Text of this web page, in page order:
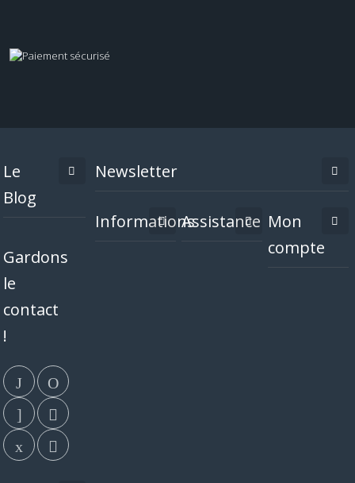
Le
Blog
Gardons
le
contact
!
Newsletter
InformationsAssistance Mon
compte